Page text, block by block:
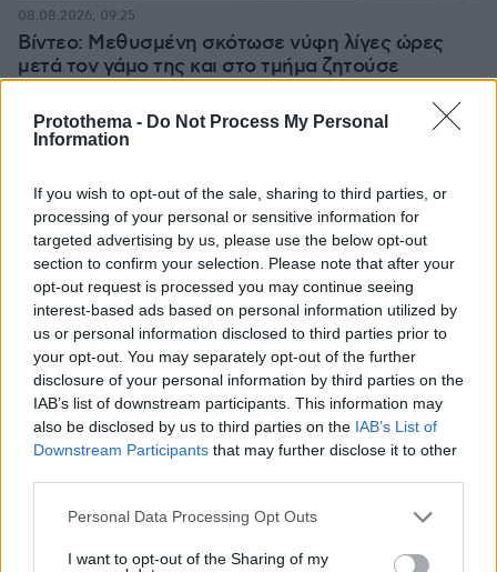
Protothema - Do Not Process My Personal
Information
If you wish to opt-out of the sale, sharing to third parties, or
processing of your personal or sensitive information for
targeted advertising by us, please use the below opt-out
section to confirm your selection. Please note that after your
opt-out request is processed you may continue seeing
interest-based ads based on personal information utilized by
us or personal information disclosed to third parties prior to
your opt-out. You may separately opt-out of the further
disclosure of your personal information by third parties on the
IAB’s list of downstream participants. This information may
also be disclosed by us to third parties on the IAB’s List of
Downstream Participants that may further disclose it to other
Please note that this website/app uses one or more Google
not limited to your visit or usage behaviour. You may click to
Personal Data Processing Opt Outs
I want to opt-out of the Sharing of my
Βίντεο: Μεθυσμένη σκότωσε νύφη λίγες ώρες
μετά τον γάμο της και στο τμήμα ζητούσε
08.08.2026, 09:25